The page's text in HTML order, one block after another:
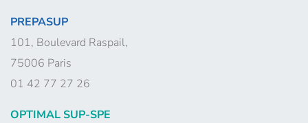
PREPASUP
101, Boulevard Raspail,
75006 Paris
01 42 77 27 26
OPTIMAL SUP-SPE